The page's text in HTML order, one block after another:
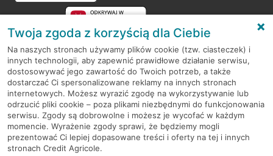
RODO
Regulamin serwisu
Mapa serwisu
PolitykaCookies
Twoja zgoda z korzyścią dla Ciebie
Na naszych stronach używamy plików cookie (tzw. ciasteczek) i
innych technologii, aby zapewnić prawidłowe działanie serwisu,
dostosowywać jego zawartość do Twoich potrzeb, a także
dostarczać Ci spersonalizowane reklamy na innych stronach
internetowych. Możesz wyrazić zgodę na wykorzystywanie lub
odrzucić pliki cookie – poza plikami niezbędnymi do funkcjonowania
serwisu. Zgody są dobrowolne i możesz je wycofać w każdym
momencie. Wyrażenie zgody sprawi, że będziemy mogli
prezentować Ci lepiej dopasowane treści i oferty na tej i innych
stronach Credit Agricole.